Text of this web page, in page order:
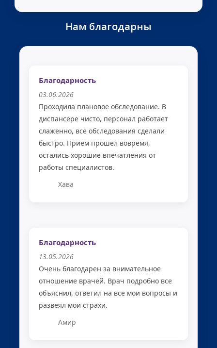
Нам благодарны
Благодарность
03.06.2026
Проходила плановое обследование. В
диспансере чисто, персонал работает
слаженно, все обследования сделали
быстро. Прием прошел вовремя,
остались хорошие впечатления от
работы специалистов.
Хава
Благодарность
13.05.2026
Очень благодарен за внимательное
отношение врачей. Врач подробно все
объяснил, ответил на все мои вопросы и
развеял мои страхи.
Амир